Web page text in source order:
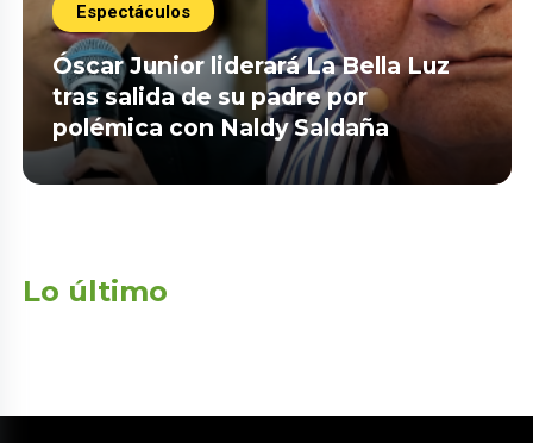
Espectáculos
Óscar Junior liderará La Bella Luz
tras salida de su padre por
polémica con Naldy Saldaña
Lo último